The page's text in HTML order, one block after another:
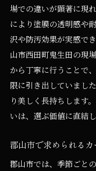
場での違いが顕著に現
により塗膜の透明感や
沢や防汚効果が実感で
山市西田町鬼生田の現
から丁寧に行うことで
限に引き出していまし
り美しく長持ちします
いは、選ぶ価値に直結し
郡山市で求められる
郡山市では、季節ごと